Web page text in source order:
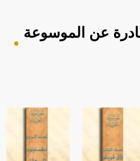
عن الموسوعة